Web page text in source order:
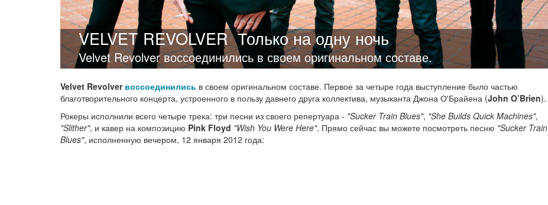
VELVET REVOLVER Только на одну ночь
Velvet Revolver воссоединились в своем оригинальном составе.
Velvet Revolver воссоединились в своем оригинальном составе. Первое за четыре года выступление было частью
благотворительного концерта, устроенного в пользу давнего друга коллектива, музыканта Джона О'Брайена (John O’Brien).
Рокеры исполнили всего четыре трека: три песни из своего репертуара - "Sucker Train Blues", "She Builds Quick Machines",
"Slither", и кавер на композицию Pink Floyd "Wish You Were Here". Прямо сейчас вы можете посмотреть песню "Sucker Train
Blues", исполненную вечером, 12 января 2012 года: